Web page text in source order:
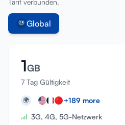
Tarif verbunden.
Global
1GB
7 Tag Gültigkeit
🌍 +189 more
3G, 4G, 5G-Netzwerk